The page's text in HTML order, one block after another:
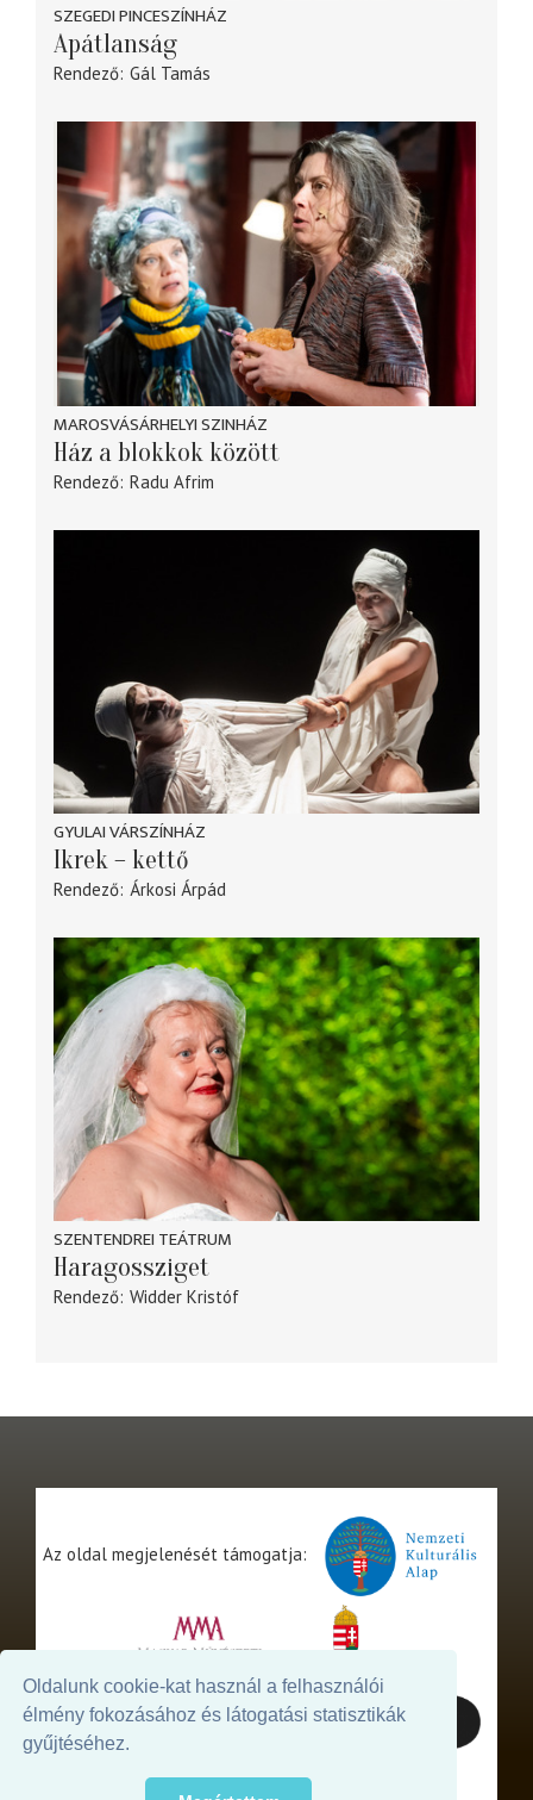
Oldalunk cookie-kat használ a felhasználói
élmény fokozásához és látogatási statisztikák
gyűjtéséhez.
SZEGEDI PINCESZÍNHÁZ
Apátlanság
Rendező Gál Tamás
MAROSVÁSÁRHELYI SZINHÁZ
Ház a blokkok között
Rendező Radu Afrim
GYULAI VÁRSZÍNHÁZ
Ikrek – kettő
Rendező Árkosi Árpád
SZENTENDREI TEÁTRUM
Haragossziget
Rendező Widder Kristóf
Az oldal megjelenését támogatja: